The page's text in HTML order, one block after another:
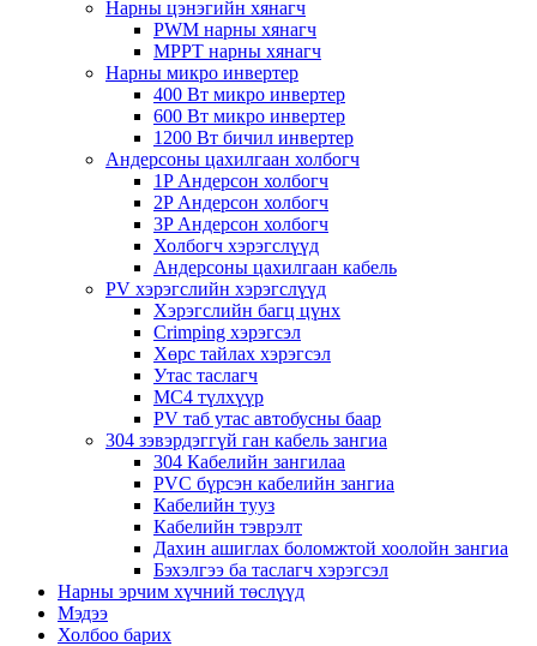
Нарны цэнэгийн хянагч
PWM нарны хянагч
MPPT нарны хянагч
Нарны микро инвертер
400 Вт микро инвертер
600 Вт микро инвертер
1200 Вт бичил инвертер
Андерсоны цахилгаан холбогч
1P Андерсон холбогч
2P Андерсон холбогч
3P Андерсон холбогч
Холбогч хэрэгслүүд
Андерсоны цахилгаан кабель
PV хэрэгслийн хэрэгслүүд
Хэрэгслийн багц цүнх
Crimping хэрэгсэл
Хөрс тайлах хэрэгсэл
Утас таслагч
MC4 түлхүүр
PV таб утас автобусны баар
304 зэвэрдэггүй ган кабель зангиа
304 Кабелийн зангилаа
PVC бүрсэн кабелийн зангиа
Кабелийн тууз
Кабелийн тэврэлт
Дахин ашиглах боломжтой хоолойн зангиа
Бэхэлгээ ба таслагч хэрэгсэл
Нарны эрчим хүчний төслүүд
Мэдээ
Холбоо барих